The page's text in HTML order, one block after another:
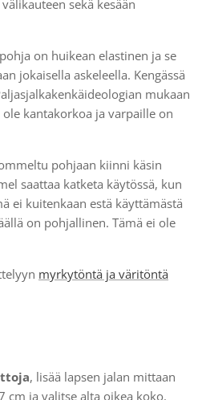
sekä kesään
on huikean elastinen ja se
jokaisella askeleella. Kengässä
mukaan
kantakorkoa ja varpaille on
pohjaan kiinni käsin
saattaa katketa käytössä, kun
ei kuitenkaan estä käyttämästä
on pohjallinen. Tämä ei ole
myrkytöntä ja väritöntä
, lisää lapsen jalan mittaan
cm ja valitse alta oikea koko.